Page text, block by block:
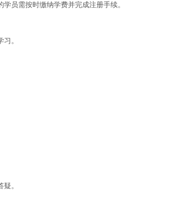
员需按时缴纳学费并完成注册手续。
。
。